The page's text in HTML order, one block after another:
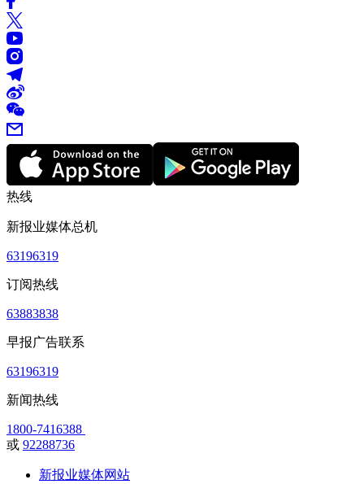
热线
新报业媒体总机
63196319
订阅热线
63883838
早报广告联系
63196319
新闻热线
1800-7416388
或 92288736
新报业媒体网站